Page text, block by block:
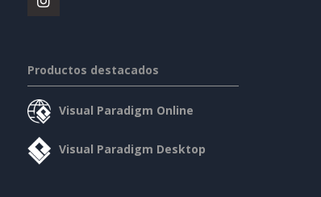
Productos destacados
Visual Paradigm Online
Visual Paradigm Desktop